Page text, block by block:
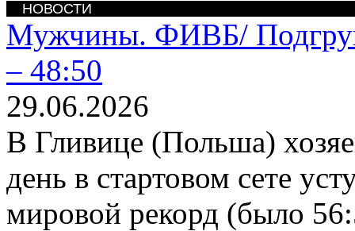
НОВОСТИ
Мужчины. ФИВБ/
– 48:50
29.06.2026
В Гливице (Польша)
день в стартовом сете
мировой рекорд (было